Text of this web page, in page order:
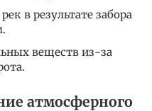
в результате забора
веществ из-за
атмосферного